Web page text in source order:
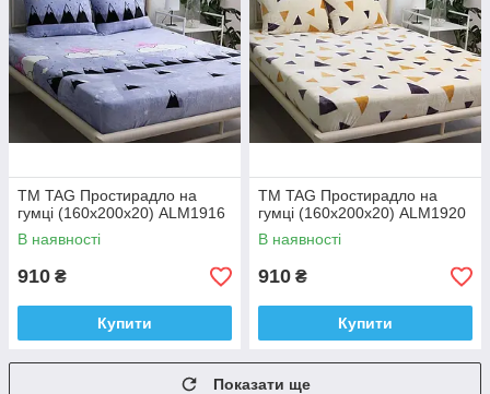
ТМ TAG Простирадло на
гумці (160х200х20) ALM1916
В наявності
910 ₴
Купити
ТМ TAG Простирадло на
гумці (160х200х20) ALM1920
В наявності
910 ₴
Купити
Показати ще